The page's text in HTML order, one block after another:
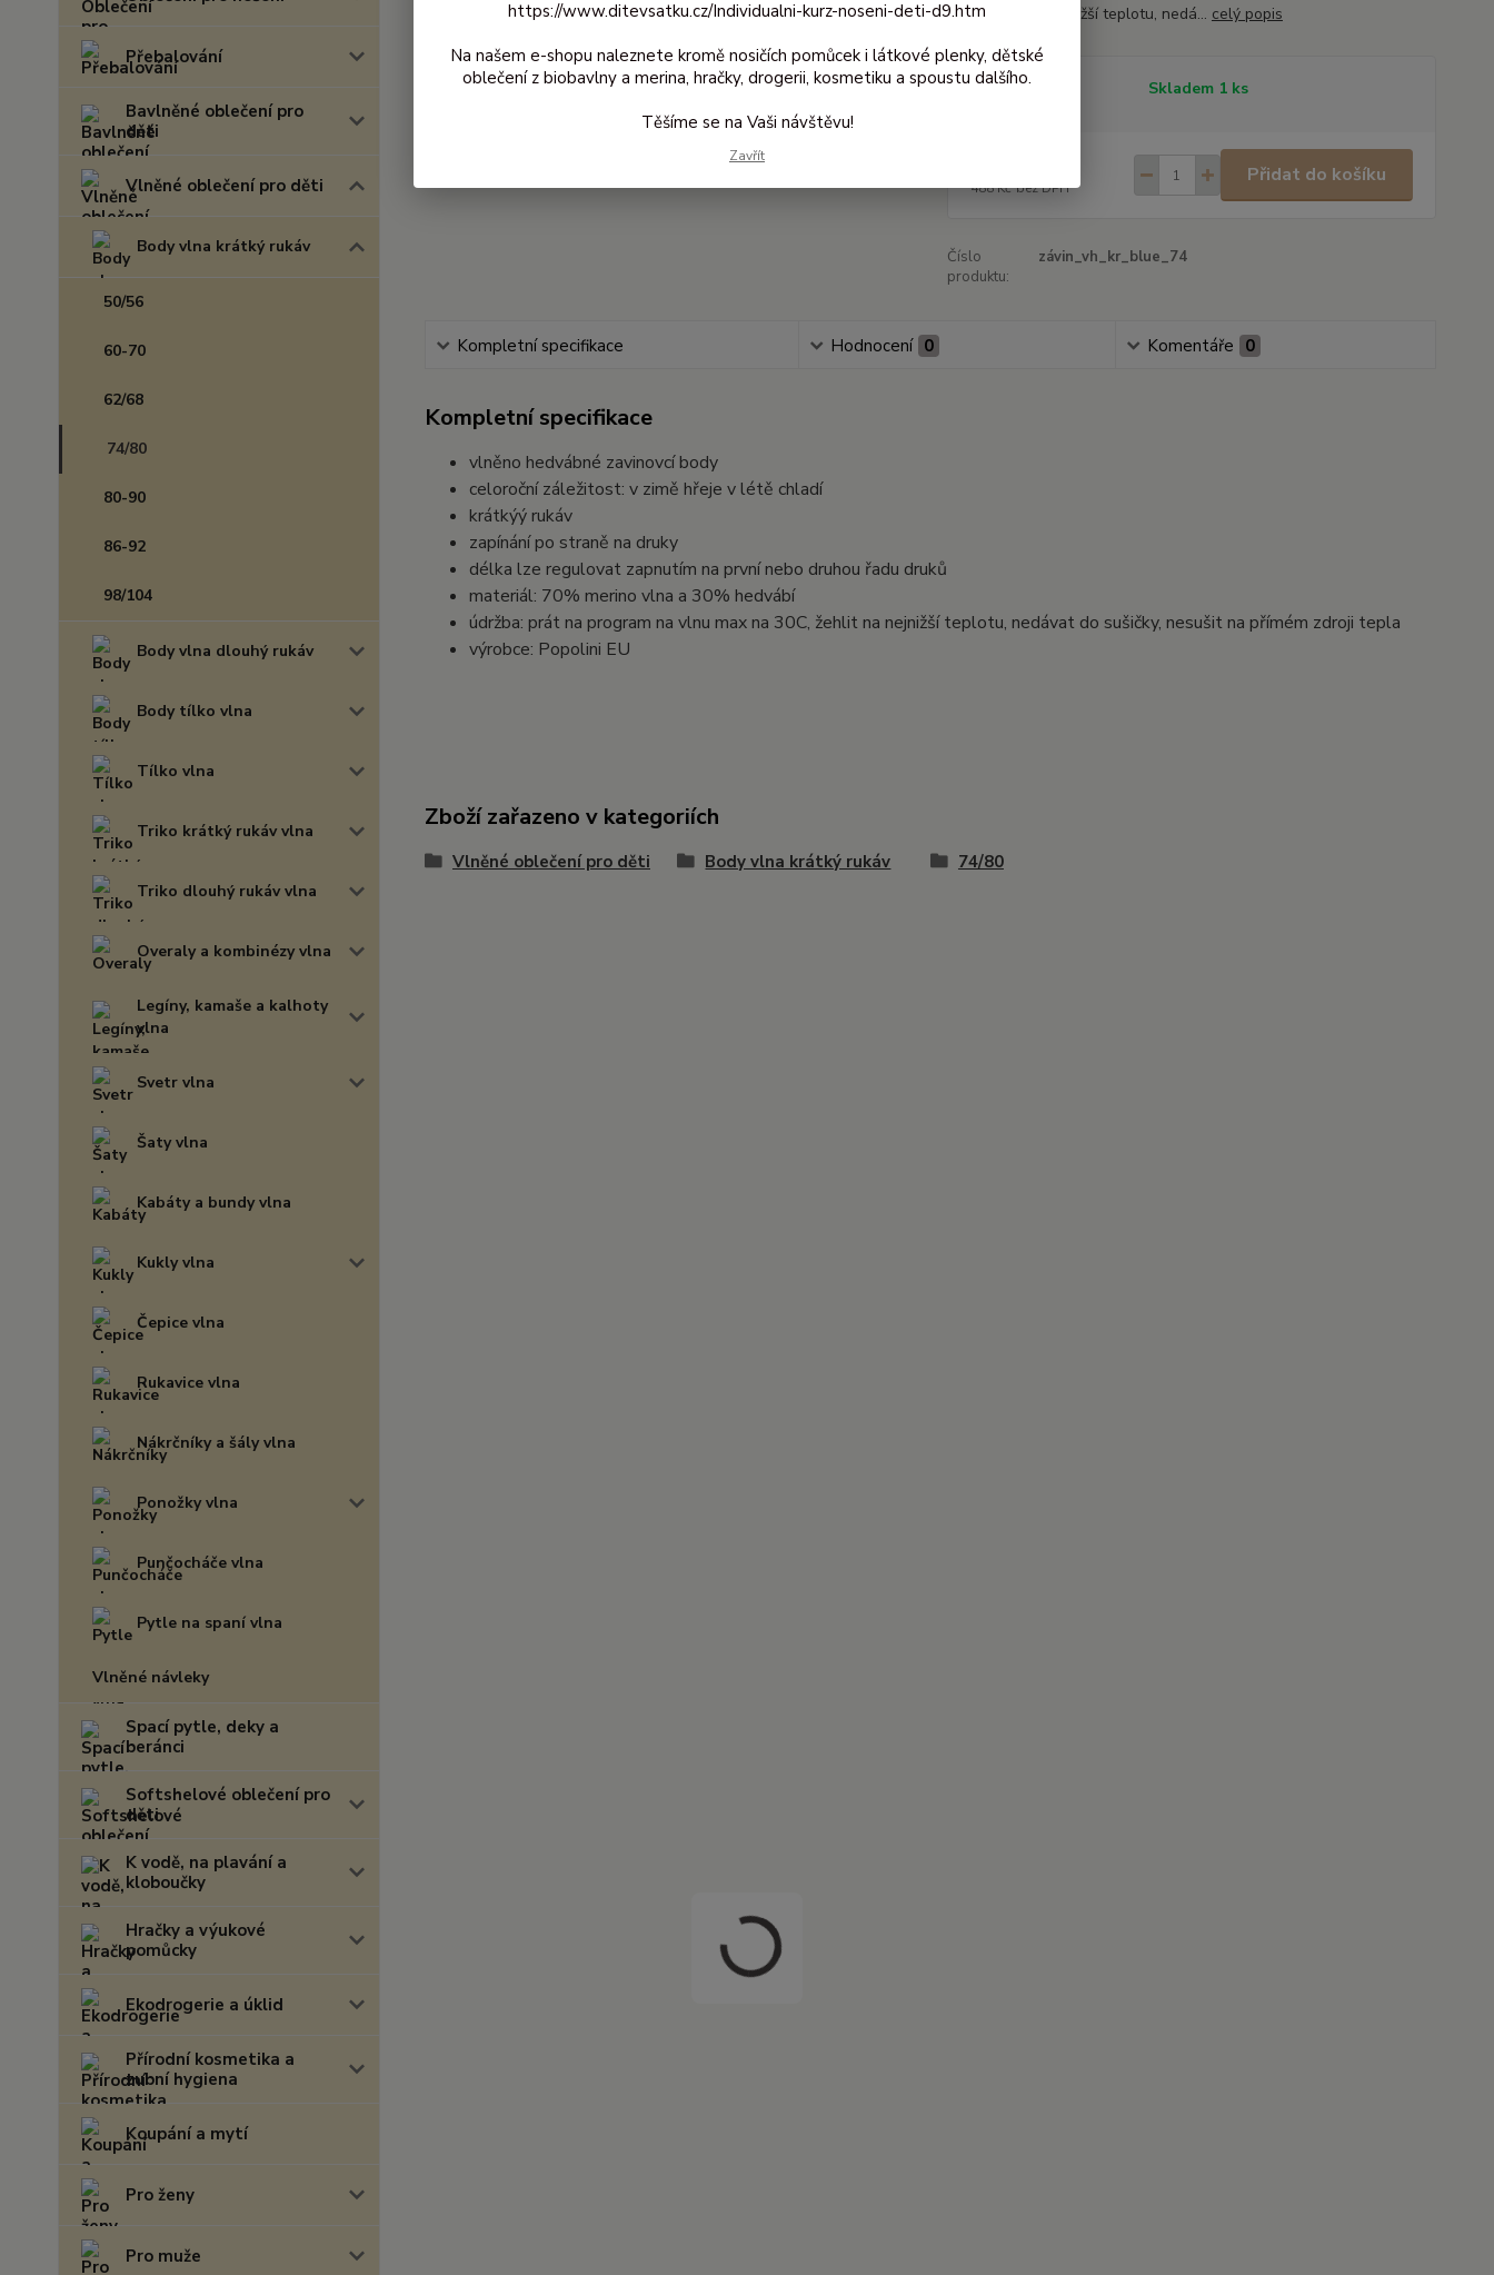
Přebalování
Bavlněné oblečení pro
děti
Vlněné oblečení pro děti
Body vlna krátký rukáv
50/56
60-70
62/68
74/80
80-90
86-92
98/104
Body vlna dlouhý rukáv
Body tílko vlna
Tílko vlna
Triko krátký rukáv vlna
Triko dlouhý rukáv vlna
Overaly a kombinézy vlna
Legíny, kamaše a kalhoty
vlna
Svetr vlna
Šaty vlna
Kabáty a bundy vlna
Kukly vlna
Čepice vlna
Rukavice vlna
Nákrčníky a šály vlna
Ponožky vlna
Punčocháče vlna
Pytle na spaní vlna
Vlněné návleky
Spací pytle, deky a
beránci
Softshelové oblečení pro
děti
K vodě, na plavání a
kloboučky
Hračky a výukové
pomůcky
Ekodrogerie a úklid
Přírodní kosmetika a
zubní hygiena
Koupání a mytí
Pro ženy
Pro muže
30C, žehlit na nejnižší teplotu, nedá... celý popis
Dostupnost Skladem 1 ks
488 Kč bez DPH
Přidat do košíku
Číslo
produktu:
závin_vh_kr_blue_74
Kompletní specifikace Hodnocení 0 Komentáře 0
Kompletní specifikace
vlněno hedvábné zavinovcí body
celoroční záležitost: v zimě hřeje v létě chladí
krátkýý rukáv
zapínání po straně na druky
délka lze regulovat zapnutím na první nebo druhou řadu druků
materiál: 70% merino vlna a 30% hedvábí
údržba: prát na program na vlnu max na 30C, žehlit na nejnižší teplotu, nedávat do sušičky, nesušit na přímém zdroji tepla
výrobce: Popolini EU
Zboží zařazeno v kategoriích
Vlněné oblečení pro děti Body vlna krátký rukáv 74/80
https://www.ditevsatku.cz/Individualni-kurz-noseni-deti-d9.htm
Na našem e-shopu naleznete kromě nosičích pomůcek i látkové plenky, dětské
oblečení z biobavlny a merina, hračky, drogerii, kosmetiku a spoustu dalšího.
Těšíme se na Vaši návštěvu!
Zavřít